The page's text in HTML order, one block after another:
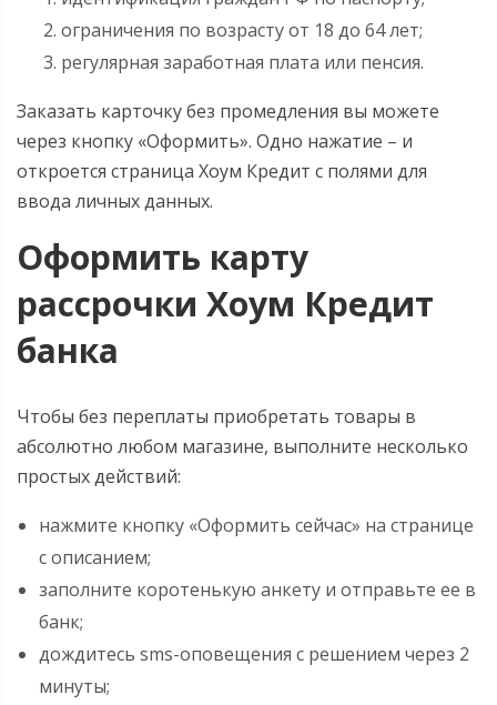
ограничения по возрасту от 18 до 64 лет;
регулярная заработная плата или пенсия.
Заказать карточку без промедления вы можете
через кнопку «Оформить». Одно нажатие – и
откроется страница Хоум Кредит с полями для
ввода личных данных.
Оформить карту
рассрочки Хоум Кредит
банка
Чтобы без переплаты приобретать товары в
абсолютно любом магазине, выполните несколько
простых действий:
нажмите кнопку «Оформить сейчас» на странице
с описанием;
заполните коротенькую анкету и отправьте ее в
банк;
дождитесь sms-оповещения с решением через 2
минуты;